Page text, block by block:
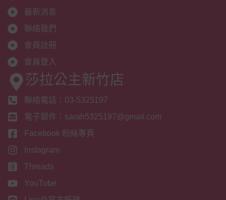
最新消息
聯絡我們
會員註冊
會員登入
莎拉公主新竹店
聯絡電話：03-5325197
電子郵件：sarah5325197@gmail.com
Facebook 粉絲專頁
Instagram
Threads
YouTube